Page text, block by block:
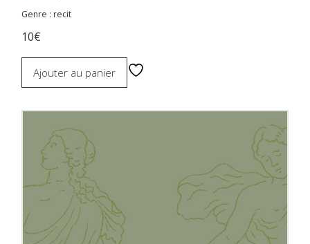
Genre : recit
10€
Ajouter au panier